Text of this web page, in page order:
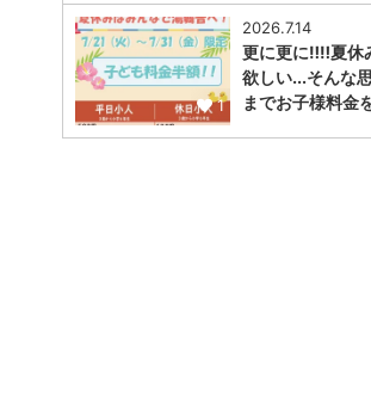
1
2026.7.14
更に更に‼️‼️夏休
欲しい...そんな
までお子様料金